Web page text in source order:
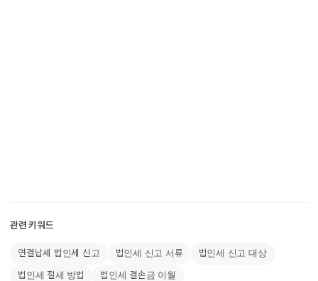
관련 키워드
연결납세 법인세 신고 법인세 신고 서류 법인세 신고 대상
법인세 절세 방법 법인세 결손금 이월